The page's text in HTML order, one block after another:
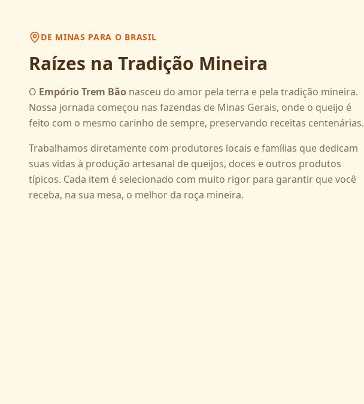
DE MINAS PARA O BRASIL
Raízes na Tradição Mineira
O Empório Trem Bão nasceu do amor pela terra e pela tradição mineira.
Nossa jornada começou nas fazendas de Minas Gerais, onde o queijo é
feito com o mesmo carinho de sempre, preservando receitas centenárias.
Trabalhamos diretamente com produtores locais e famílias que dedicam
suas vidas à produção artesanal de queijos, doces e outros produtos
típicos. Cada item é selecionado com muito rigor para garantir que você
receba, na sua mesa, o melhor da roça mineira.